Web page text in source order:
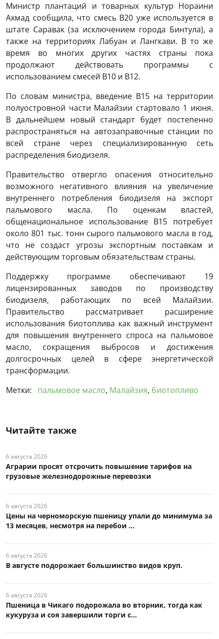
Министр плантаций и товарных культур Нораини
Ахмад сообщила, что смесь B20 уже используется в
штате Саравак (за исключением города Бинтула), а
также на территориях Лабуан и Лангкави. В то же
время во многих других частях страны пока
продолжают действовать программы с
использованием смесей B10 и B12.
По словам министра, введение B15 на территории
полуостровной части Малайзии стартовало 1 июня.
В дальнейшем новый стандарт будет постепенно
распространяться на автозаправочные станции по
всей стране через специализированную сеть
распределения биодизеля.
Правительство отвергло опасения относительно
возможного негативного влияния на увеличение
внутреннего потребления биодизеля на экспорт
пальмового масла. По оценкам властей,
общенациональное использование B15 потребует
около 801 тыс. тонн сырого пальмового масла в год,
что не создаст угрозы экспортным поставкам и
действующим торговым обязательствам страны.
Поддержку программе обеспечивают 19
лицензированных заводов по производству
биодизеля, работающих по всей Малайзии.
Правительство рассматривает расширение
использования биотоплива как важный инструмент
для повышения внутреннего спроса на пальмовое
масло, сокращения выбросов и достижения
долгосрочных целей в сфере энергетической
трансформации.
Метки:
пальмовое масло, Малайзия, биотопливо
Читайте также
6 августа 2026
Аграрии просят отсрочить повышение тарифов на
грузовые железнодорожные перевозки
6 августа 2026
Цены на черноморскую пшеницу упали до минимума за
13 месяцев, несмотря на перебои ...
6 августа 2026
В августе подорожает большинство видов круп.
6 августа 2026
Пшеница в Чикаго подорожала во вторник, тогда как
кукуруза и соя завершили торги с...